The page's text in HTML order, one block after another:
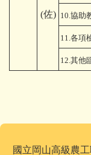
(佐) 10.協助
11.各項
12.其他
國立岡山高級農